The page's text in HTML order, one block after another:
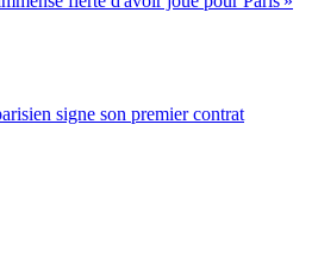
signe son premier contrat